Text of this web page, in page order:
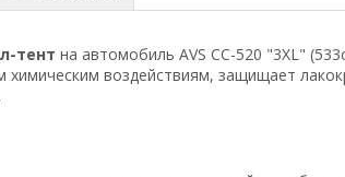
тент на автомобиль AVS СС-520 "3XL"
химическим воздействиям, защищает